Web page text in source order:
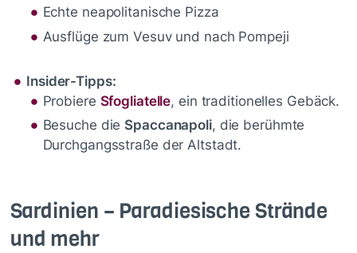
Echte neapolitanische Pizza
Ausflüge zum Vesuv und nach Pompeji
Insider-Tipps:
Probiere Sfogliatelle, ein traditionelles Gebäck.
Besuche die Spaccanapoli, die berühmte
Durchgangsstraße der Altstadt.
Sardinien – Paradiesische Strände
und mehr